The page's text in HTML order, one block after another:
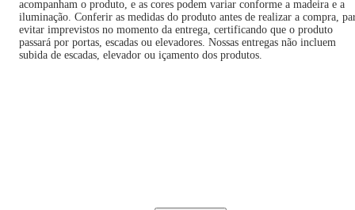
acompanham o produto, e as cores podem variar conforme a madeira e a
iluminação. Conferir as medidas do produto antes de realizar a compra,
evitar imprevistos no momento da entrega, certificando que o produto
passará por portas, escadas ou elevadores. Nossas entregas não incluem
subida de escadas, elevador ou içamento dos produtos.